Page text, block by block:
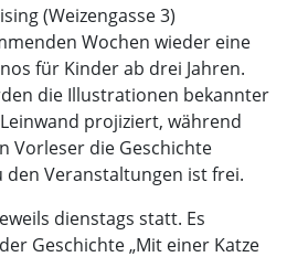
(Weizengasse 3)
Wochen wieder eine
für Kinder ab drei Jahren.
die Illustrationen bekannter
projiziert, während
Vorleser die Geschichte
Veranstaltungen ist frei.
dienstags statt. Es
Geschichte „Mit einer Katze